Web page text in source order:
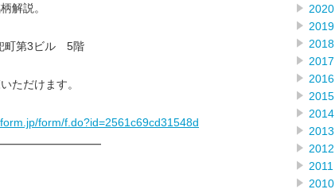
解説。
町第3ビル 5階
ただけます。
form/f.do?id=2561c69cd31548d
2020
2019
2018
2017
2016
2015
2014
2013
2012
2011
2010